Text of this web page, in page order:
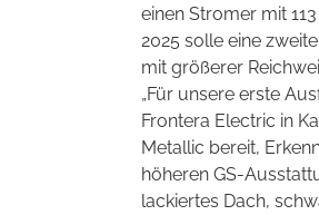
einen Stromer mit
2025 solle eine
mit größerer
„Für unsere erste
Frontera Electric in
Metallic bereit,
höheren GS-
lackiertes Dach,